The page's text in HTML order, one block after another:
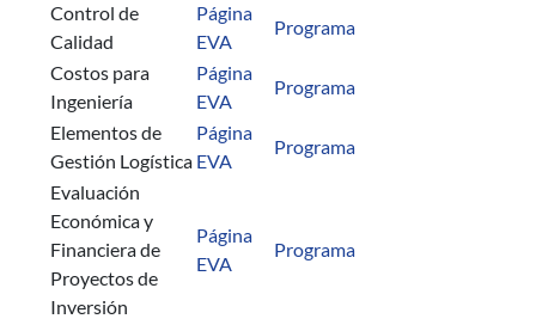
Control de
Calidad
Página
EVA
Programa
Costos para
Ingeniería
Página
EVA
Programa
Elementos de
Gestión Logística
Página
EVA
Programa
Evaluación
Económica y
Financiera de
Proyectos de
Inversión
Página
EVA
Programa